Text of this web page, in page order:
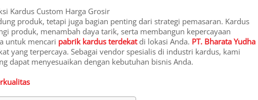
Kardus Custom Harga Grosir
produk, tetapi juga bagian penting dari strategi pemasaran. Kardus
produk, menambah daya tarik, serta membangun kepercayaan
untuk mencari pabrik kardus terdekatdi lokasi Anda. PT. Bharata Yudha
yang terpercaya. Sebagai vendor spesialis di industri kardus, kami
dapat menyesuaikan dengan kebutuhan bisnis Anda.